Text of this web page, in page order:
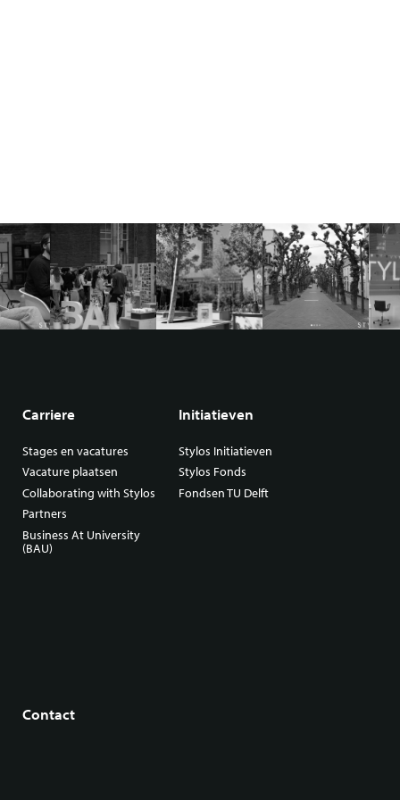
Carriere
Stages en vacatures
Vacature plaatsen
Collaborating with Stylos
Partners
Business At University
(BAU)
Initiatieven
Stylos Initiatieven
Stylos Fonds
Fondsen TU Delft
Contact